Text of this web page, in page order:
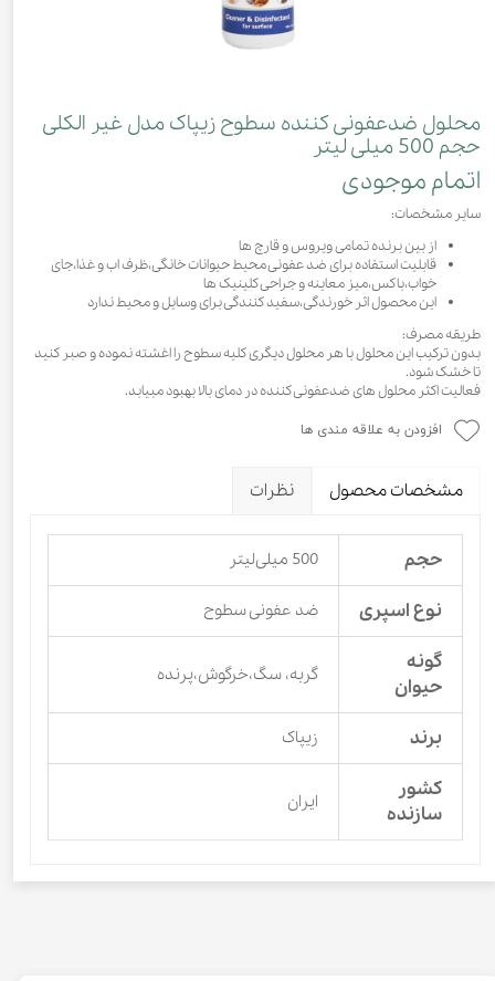
محلول ضدعفونی کننده سطوح زیپاک مدل غیر الکلی
حجم 500 میلی لیتر
اتمام موجودی
سایر مشخصات:
از بین برنده تمامی ویروس و قارچ ها
قابلیت استفاده برای ضد عفونی محیط حیوانات خانگی،ظرف اب و غذا،جای
خواب،باکس،میز معاینه و جراحی کلینیک ها
این محصول اثر خورندگی،سفید کنندگی برای وسایل و محیط ندارد
طریقه مصرف:
بدون ترکیب این محلول با هر محلول دیگری کلیه سطوح را اغشته نموده و صبر کنید
تا خشک شود.
فعالیت اکثر محلول های ضدعفونی کننده در دمای بالا بهبود مبیابد.
افزودن به علاقه مندی ها
مشخصات محصول نظرات
حجم 500 میلی‌لیتر
نوع اسپری ضد عفونی سطوح
گونه
حیوان
گربه، سگ،خرگوش،پرنده
برند زیپاک
کشور
سازنده
ایران